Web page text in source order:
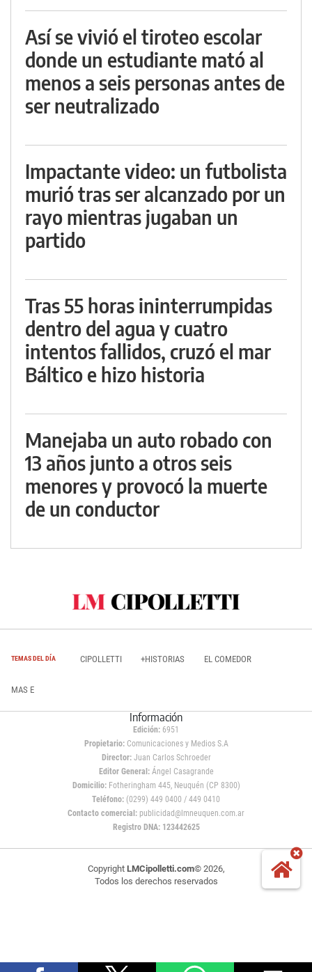
Así se vivió el tiroteo escolar
donde un estudiante mató al
menos a seis personas antes de
ser neutralizado
Impactante video: un futbolista
murió tras ser alcanzado por un
rayo mientras jugaban un
partido
Tras 55 horas ininterrumpidas
dentro del agua y cuatro
intentos fallidos, cruzó el mar
Báltico e hizo historia
Manejaba un auto robado con
13 años junto a otros seis
menores y provocó la muerte
de un conductor
TEMAS DEL DÍA CIPOLLETTI +HISTORIAS EL COMEDOR
MAS E
Información
Edición: 6951
Propietario:Comunicaciones y Medios S.A
Director: Juan Carlos Schroeder
Editor General:Ángel Casagrande
Domicilio:Fotheringham 445, Neuquén (CP 8300)
Teléfono: (0299) 449 0400 / 449 0410
Contacto comercial: publicidad@lmneuquen.com.ar
Registro DNA: 123442625
Copyright LMCipolletti.com© 2026,
Todos los derechos reservados